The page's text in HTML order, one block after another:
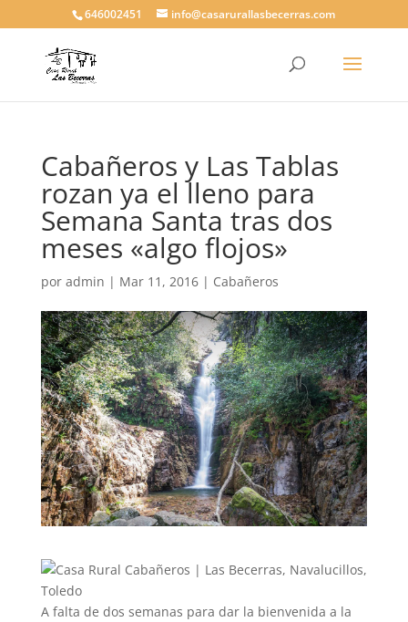
646002451 info@casarurallasbecerras.com
Cabañeros y Las Tablas
rozan ya el lleno para
Semana Santa tras dos
meses «algo flojos»
por admin | Mar 11, 2016| Cabañeros
A falta de dos semanas para dar la bienvenida a la